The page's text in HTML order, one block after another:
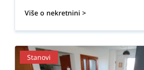
Više o nekretnini >
Stanovi